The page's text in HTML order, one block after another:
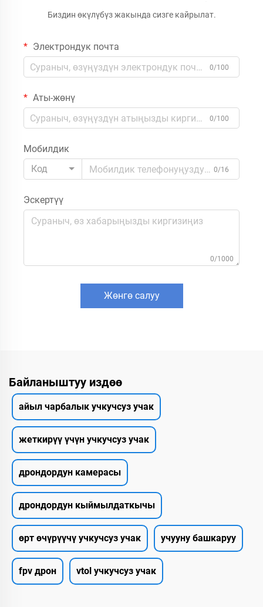
Биздин өкүлүбүз жакында сизге кайрылат.
Электрондук почта
0/100
Аты-жөнү
0/100
Мобилдик
Код
0/16
Эскертүү
0/1000
Жөнгө салуу
Байланыштуу издөө
айыл чарбалык учкучсуз учак
жеткирүү үчүн учкучсуз учак
дрондордун камерасы
дрондордун кыймылдаткычы
өрт өчүрүүчү учкучсуз учак учууну башкаруу
fpv дрон vtol учкучсуз учак